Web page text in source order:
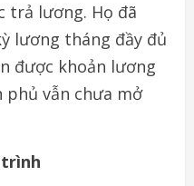
trả lương. Họ đã
lương tháng đầy đủ
được khoản lương
vẫn chưa mở